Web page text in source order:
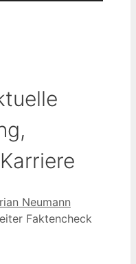
Neumann
Faktencheck